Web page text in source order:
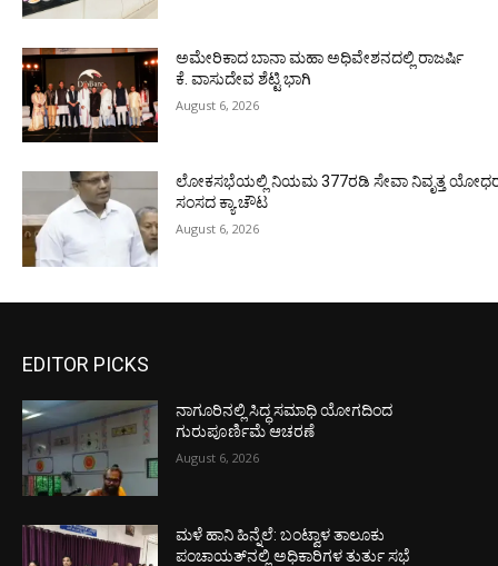
ಅಮೇರಿಕಾದ ಬಾನಾ ಮಹಾ ಅಧಿವೇಶನದಲ್ಲಿ ರಾಜರ್ಷಿ
ಕೆ. ವಾಸುದೇವ ಶೆಟ್ಟಿ ಭಾಗಿ
August 6, 2026
ಲೋಕಸಭೆಯಲ್ಲಿ ನಿಯಮ 377ರಡಿ ಸೇವಾ ನಿವೃತ್ತ
ಸಂಸದ ಕ್ಯಾ.ಚೌಟ
August 6, 2026
EDITOR PICKS
ನಾಗೂರಿನಲ್ಲಿ ಸಿದ್ಧ ಸಮಾಧಿ ಯೋಗದಿಂದ
ಗುರುಪೂರ್ಣಿಮೆ ಆಚರಣೆ
August 6, 2026
ಮಳೆ ಹಾನಿ ಹಿನ್ನೆಲೆ: ಬಂಟ್ವಾಳ ತಾಲೂಕು
ಪಂಚಾಯತ್‌ನಲ್ಲಿ ಅಧಿಕಾರಿಗಳ ತುರ್ತು ಸಭೆ